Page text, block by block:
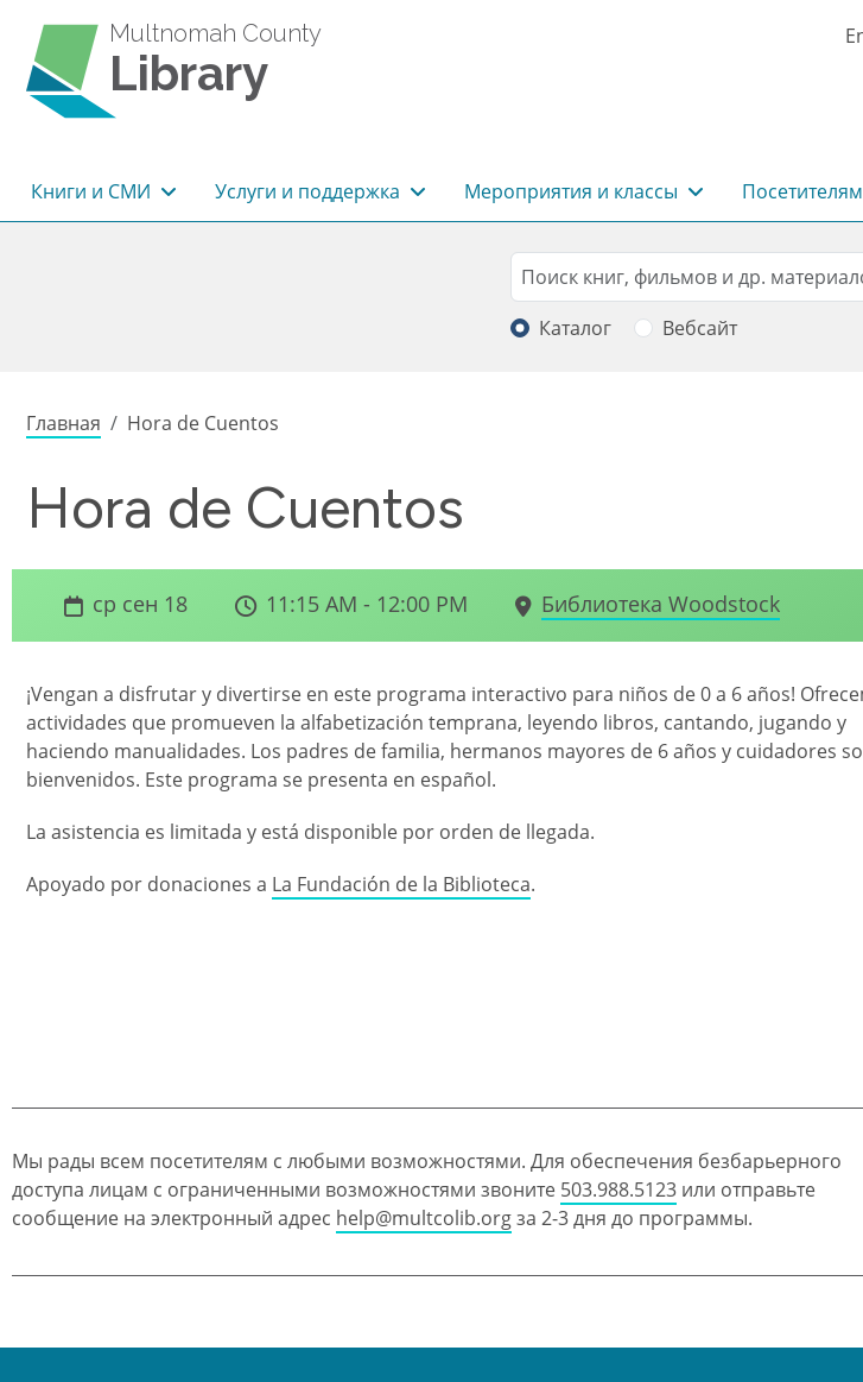
Multnomah County
Library
Основная навигация
Книги и СМИ Услуги и поддержка Мероприятия и классы Посетителям
Search
Поиск
Каталог Вебсайт
Строка навигации
Главная Hora de Cuentos
Hora de Cuentos
ср сен 18 11:15 AM - 12:00 PM Библиотека Woodstock
¡Vengan a disfrutar y divertirse en este programa interactivo para niños de 0 a 6 años!
actividades que promueven la alfabetización temprana, leyendo libros, cantando, jugando y
haciendo manualidades. Los padres de familia, hermanos mayores de 6 años y cuidadores
bienvenidos. Este programa se presenta en español.
La asistencia es limitada y está disponible por orden de llegada.
Apoyado por donaciones a La Fundación de la Biblioteca.
Мы рады всем посетителям с любыми возможностями. Для обеспечения безбарьерного
доступа лицам с ограниченными возможностями звоните 503.988.5123 или отправьте
сообщение на электронный адрес help@multcolib.orgза 2-3 дня до программы.